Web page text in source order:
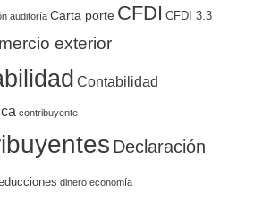
auditoría Carta porte CFDI CFDI 3.3
exterior
Contabilidad
contribuyente
Declaración
dinero economía